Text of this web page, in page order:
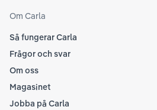
Om Carla
Så fungerar Carla
Frågor och svar
Om oss
Magasinet
Jobba på Carla